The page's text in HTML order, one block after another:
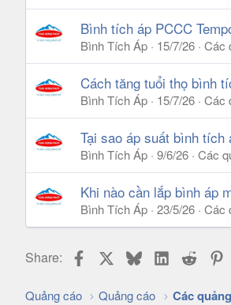
Bình tích áp PCCC
Bình Tích Áp 15/7/26 Các
Cách tăng tuổi thọ bình
Bình Tích Áp 15/7/26 Các
Tại sao áp suất bình tích
Bình Tích Áp 9/6/26 Các
Khi nào cần lắp bình áp
Bình Tích Áp 23/5/26 Các
Share: FacebookBlueskyLinkedIn
Reddit
Quảng cáo Quảng cáo Các